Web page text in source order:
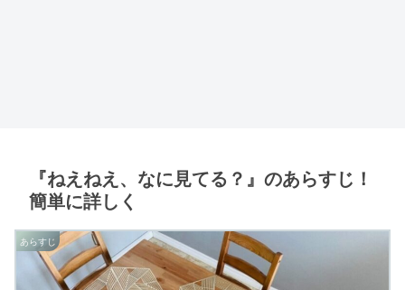
『ねえねえ、なに見てる？』のあらすじ！
簡単に詳しく
あらすじ